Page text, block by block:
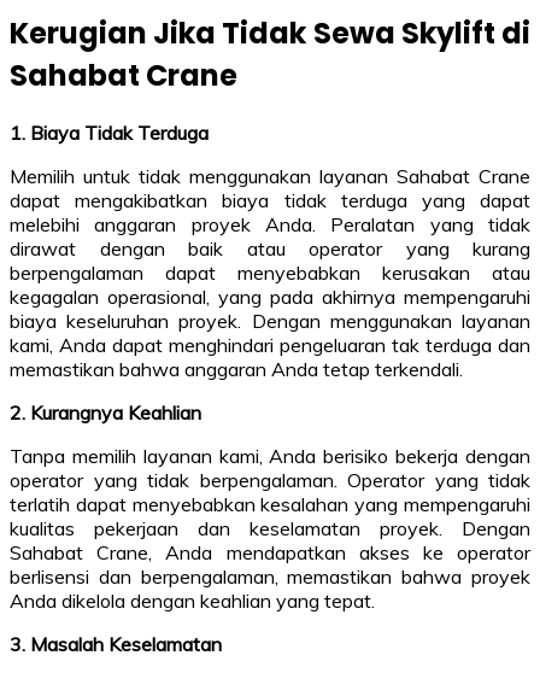
Kerugian Jika Tidak Sewa Skylift di
Sahabat Crane
1. Biaya Tidak Terduga
Memilih untuk tidak menggunakan layanan Sahabat Crane
dapat mengakibatkan biaya tidak terduga yang dapat
melebihi anggaran proyek Anda. Peralatan yang tidak
dirawat dengan baik atau operator yang kurang
berpengalaman dapat menyebabkan kerusakan atau
kegagalan operasional, yang pada akhirnya mempengaruhi
biaya keseluruhan proyek. Dengan menggunakan layanan
kami, Anda dapat menghindari pengeluaran tak terduga dan
memastikan bahwa anggaran Anda tetap terkendali.
2. Kurangnya Keahlian
Tanpa memilih layanan kami, Anda berisiko bekerja dengan
operator yang tidak berpengalaman. Operator yang tidak
terlatih dapat menyebabkan kesalahan yang mempengaruhi
kualitas pekerjaan dan keselamatan proyek. Dengan
Sahabat Crane, Anda mendapatkan akses ke operator
berlisensi dan berpengalaman, memastikan bahwa proyek
Anda dikelola dengan keahlian yang tepat.
3. Masalah Keselamatan